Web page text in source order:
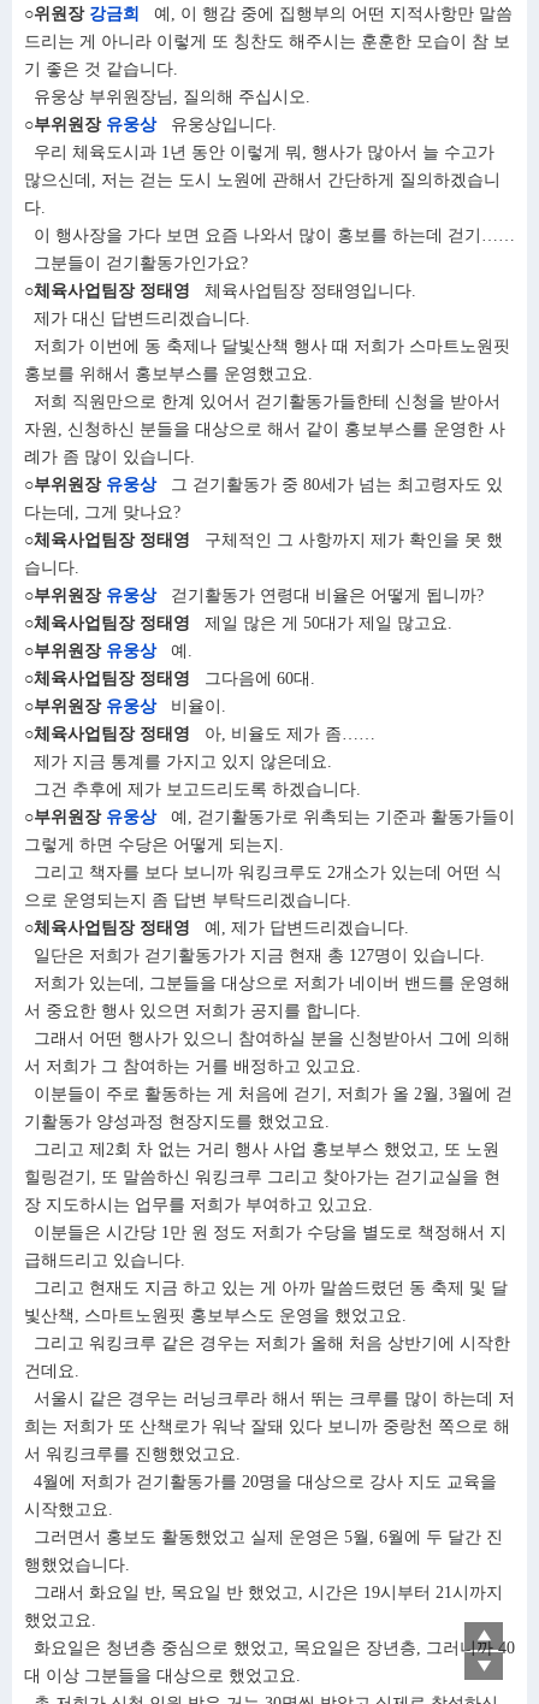
○위원장 강금희
예, 이 행감 중에 집행부의 어떤 지적사항만 말씀
드리는 게 아니라 이렇게 또 칭찬도 해주시는 훈훈한 모습이 참 보
기 좋은 것 같습니다.
유웅상 부위원장님, 질의해 주십시오.
○부위원장 유웅상유웅상입니다.
우리 체육도시과 1년 동안 이렇게 뭐, 행사가 많아서 늘 수고가
많으신데, 저는 걷는 도시 노원에 관해서 간단하게 질의하겠습니
다.
이 행사장을 가다 보면 요즘 나와서 많이 홍보를 하는데 걷기……
그분들이 걷기활동가인가요?
○체육사업팀장 정태영 체육사업팀장 정태영입니다.
제가 대신 답변드리겠습니다.
저희가 이번에 동 축제나 달빛산책 행사 때 저희가 스마트노원핏
홍보를 위해서 홍보부스를 운영했고요.
저희 직원만으로 한계 있어서 걷기활동가들한테 신청을 받아서
자원, 신청하신 분들을 대상으로 해서 같이 홍보부스를 운영한 사
례가 좀 많이 있습니다.
○부위원장 유웅상그 걷기활동가 중 80세가 넘는 최고령자도 있
다는데, 그게 맞나요?
○체육사업팀장 정태영 구체적인 그 사항까지 제가 확인을 못 했
습니다.
○부위원장 유웅상걷기활동가 연령대 비율은 어떻게 됩니까?
○체육사업팀장 정태영 제일 많은 게 50대가 제일 많고요.
○부위원장 유웅상예.
○체육사업팀장 정태영 그다음에 60대.
○부위원장 유웅상비율이.
○체육사업팀장 정태영 아, 비율도 제가 좀……
제가 지금 통계를 가지고 있지 않은데요.
그건 추후에 제가 보고드리도록 하겠습니다.
○부위원장 유웅상예, 걷기활동가로 위촉되는 기준과 활동가들이
그렇게 하면 수당은 어떻게 되는지.
그리고 책자를 보다 보니까 워킹크루도 2개소가 있는데 어떤 식
으로 운영되는지 좀 답변 부탁드리겠습니다.
○체육사업팀장 정태영 예, 제가 답변드리겠습니다.
일단은 저희가 걷기활동가가 지금 현재 총 127명이 있습니다.
저희가 있는데, 그분들을 대상으로 저희가 네이버 밴드를 운영해
서 중요한 행사 있으면 저희가 공지를 합니다.
그래서 어떤 행사가 있으니 참여하실 분을 신청받아서 그에 의해
서 저희가 그 참여하는 거를 배정하고 있고요.
이분들이 주로 활동하는 게 처음에 걷기, 저희가 올 2월, 3월에 걷
기활동가 양성과정 현장지도를 했었고요.
그리고 제2회 차 없는 거리 행사 사업 홍보부스 했었고, 또 노원
힐링걷기, 또 말씀하신 워킹크루 그리고 찾아가는 걷기교실을 현
장 지도하시는 업무를 저희가 부여하고 있고요.
이분들은 시간당 1만 원 정도 저희가 수당을 별도로 책정해서 지
급해드리고 있습니다.
그리고 현재도 지금 하고 있는 게 아까 말씀드렸던 동 축제 및 달
빛산책, 스마트노원핏 홍보부스도 운영을 했었고요.
그리고 워킹크루 같은 경우는 저희가 올해 처음 상반기에 시작한
건데요.
서울시 같은 경우는 러닝크루라 해서 뛰는 크루를 많이 하는데 저
희는 저희가 또 산책로가 워낙 잘돼 있다 보니까 중랑천 쪽으로 해
서 워킹크루를 진행했었고요.
4월에 저희가 걷기활동가를 20명을 대상으로 강사 지도 교육을
시작했고요.
그러면서 홍보도 활동했었고 실제 운영은 5월, 6월에 두 달간 진
행했었습니다.
그래서 화요일 반, 목요일 반 했었고, 시간은 19시부터 21시까지
했었고요.
화요일은 청년층 중심으로 했었고, 목요일은 장년층, 그러니까 40
대 이상 그분들을 대상으로 했었고요.
▲
▼